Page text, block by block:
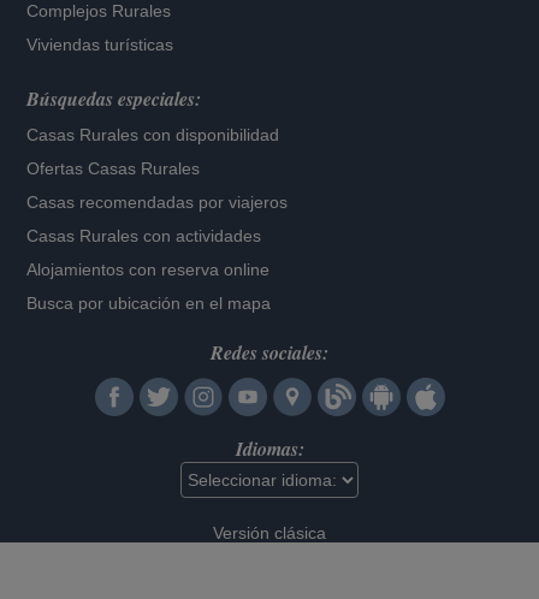
Complejos Rurales
Viviendas turísticas
Búsquedas especiales:
Casas Rurales con disponibilidad
Ofertas Casas Rurales
Casas recomendadas por viajeros
Casas Rurales con actividades
Alojamientos con reserva online
Busca por ubicación en el mapa
Redes sociales:
Idiomas:
Versión clásica